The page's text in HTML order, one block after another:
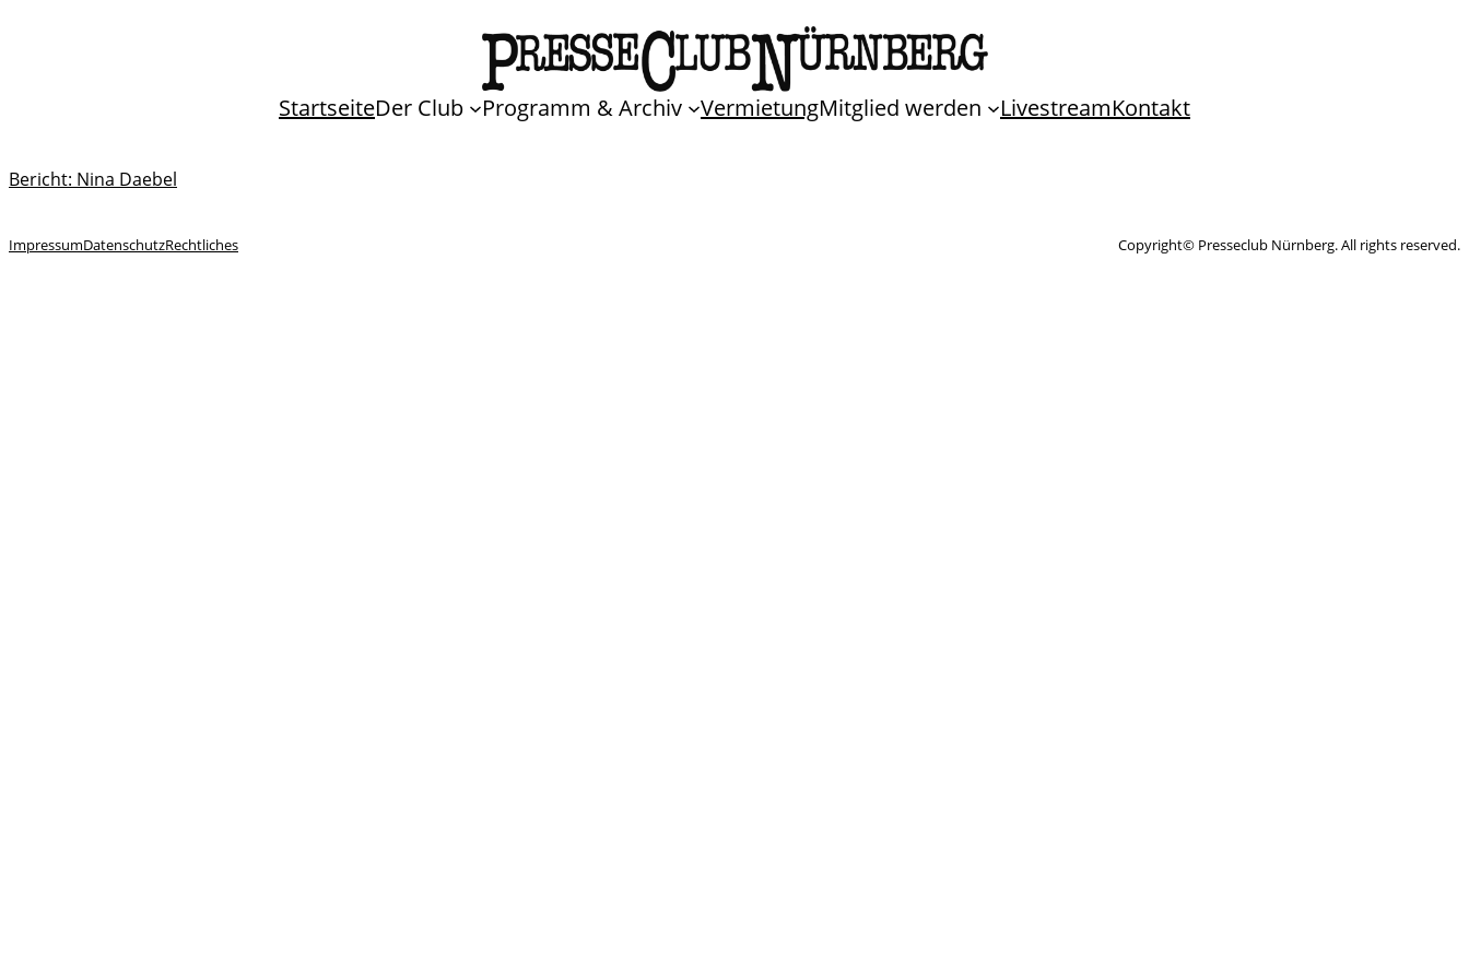
StartseiteDer Club Programm & Archiv VermietungMitglied werden LivestreamKontakt
Bericht: Nina Daebel
ImpressumDatenschutzRechtliches Copyright© Presseclub Nürnberg. All rights reserved.